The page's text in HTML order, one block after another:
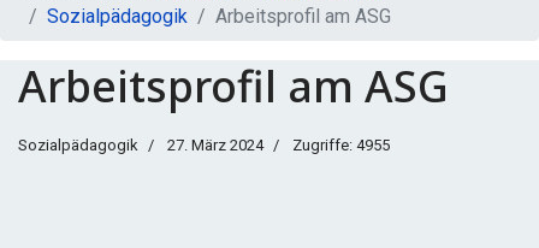
Sozialpädagogik
Arbeitsprofil am ASG
Arbeitsprofil am ASG
Sozialpädagogik 27. März 2024 Zugriffe: 4955